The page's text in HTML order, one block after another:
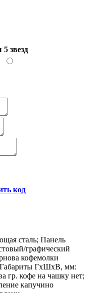
5 звезд
код
сталь; Панель
графический
кофемолки
Габариты ГхШхВ, мм:
гр. кофе на чашку нет;
капучино